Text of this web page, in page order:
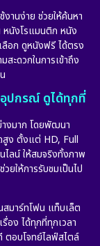
(875)
(17)
(101)
(17)
(10)
(248)
านง่าย ช่วยให้ค้นหา
หนังโรแมนติก หนัง
อก ดูหนังฟรี ได้ตรง
ะดวกในการเข้าถึง
ปกรณ์ ดูได้ทุกที่
งมาก โดยพัฒนา
สูง ตั้งแต่ HD, Full
ลน์ ให้สมจริงทั้งภาพ
ยให้การรับชมเป็นไป
มาร์ทโฟน แท็บเล็ต
อง ได้ทุกที่ทุกเวลา
ตอบโจทย์ไลฟ์สไตล์